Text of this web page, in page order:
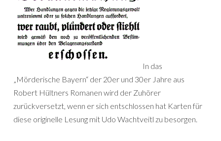
In das
„Mörderische Bayern“ der 20er und 30er Jahre aus
Robert Hültners Romanen wird der Zuhörer
zurückversetzt, wenn er sich entschlossen hat Karten für
diese originelle Lesung mit Udo Wachtveitl zu besorgen.